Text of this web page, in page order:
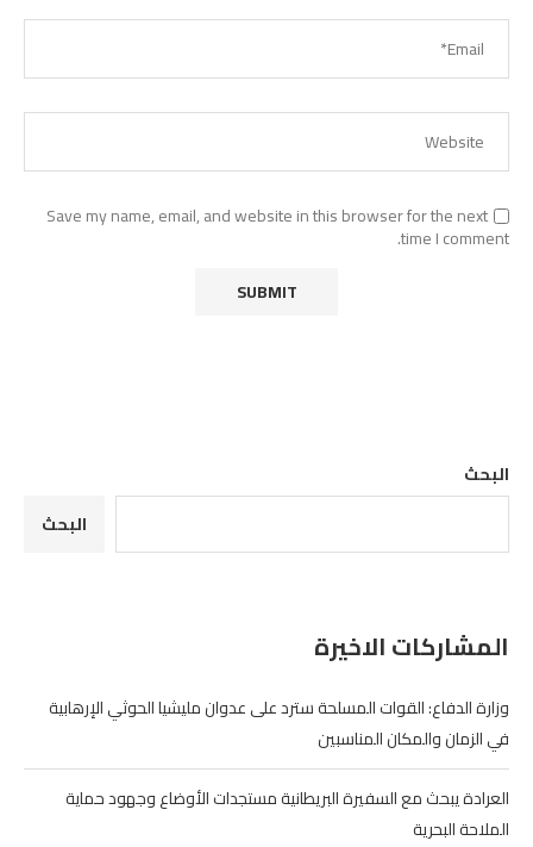
Save my name, email, and website in this browser for the next
time I comment.
البحث
البحث
المشاركات الاخيرة
وزارة الدفاع: القوات المسلحة سترد على عدوان مليشيا الحوثي الإرهابية
في الزمان والمكان المناسبين
العرادة يبحث مع السفيرة البريطانية مستجدات الأوضاع وجهود حماية
الملاحة البحرية